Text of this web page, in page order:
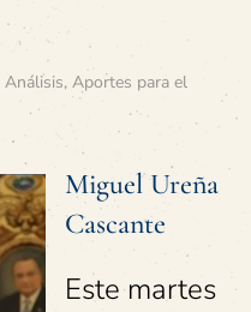
Análisis, Aportes para el
Miguel Ureña
Cascante
Este martes